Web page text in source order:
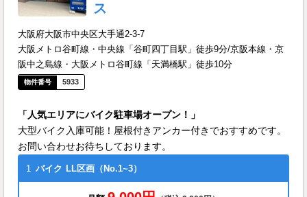
ス
大阪府大阪市中央区大手通2-3-7
大阪メトロ谷町線・中央線「谷町四丁目駅」徒歩9分/京阪本線・京
阪中之島線・大阪メトロ谷町線「天満橋駅」徒歩10分
5933
「人気エリアにバイク駐車場オープン！」
大型バイク入庫可能！屋根付きアンカー付きでおすすめです。
お問い合わせお待ちしております。
1 バイク LL区画（No.1~3）